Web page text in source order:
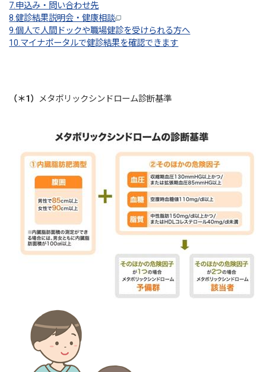
7.申込み・問い合わせ先
8.健診結果説明会・健康相談
9.個人で人間ドックや職場健診を受けられる方へ
10.マイナポータルで健診結果を確認できます
（＊1） メタボリックシンドローム診断基準